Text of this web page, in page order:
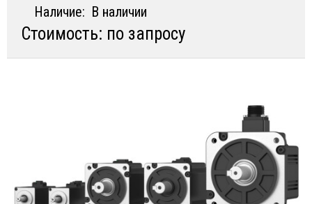
ДОСТАВКА И ОПЛАТА
Наличие: В наличии
Стоимость: по запросу